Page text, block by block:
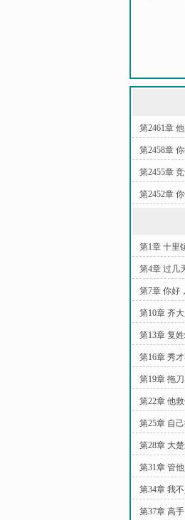
第2461章
第2458章
第2455章 竞
第2452章
第1章 十里
第4章 过几
第7章 你好
第10章 齐
第13章 复
第16章 秀
第19章 拖
第22章 他
第25章 自
第28章 大
第31章 管
第34章 我
第37章 高